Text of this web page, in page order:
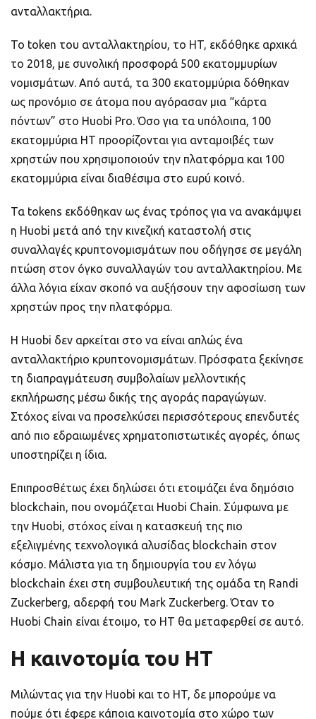
ανταλλακτήρια.
Το token του ανταλλακτηρίου, το HT, εκδόθηκε αρχικά
το 2018, με συνολική προσφορά 500 εκατομμυρίων
νομισμάτων. Από αυτά, τα 300 εκατομμύρια δόθηκαν
ως προνόμιο σε άτομα που αγόρασαν μια “κάρτα
πόντων” στο Huobi Pro. Όσο για τα υπόλοιπα, 100
εκατομμύρια HT προορίζονται για ανταμοιβές των
χρηστών που χρησιμοποιούν την πλατφόρμα και 100
εκατομμύρια είναι διαθέσιμα στο ευρύ κοινό.
Τα tokens εκδόθηκαν ως ένας τρόπος για να ανακάμψει
η Huobi μετά από την κινεζική καταστολή στις
συναλλαγές κρυπτονομισμάτων που οδήγησε σε μεγάλη
πτώση στον όγκο συναλλαγών του ανταλλακτηρίου. Με
άλλα λόγια είχαν σκοπό να αυξήσουν την αφοσίωση των
χρηστών προς την πλατφόρμα.
Η Huobi δεν αρκείται στο να είναι απλώς ένα
ανταλλακτήριο κρυπτονομισμάτων. Πρόσφατα ξεκίνησε
τη διαπραγμάτευση συμβολαίων μελλοντικής
εκπλήρωσης μέσω δικής της αγοράς παραγώγων.
Στόχος είναι να προσελκύσει περισσότερους επενδυτές
από πιο εδραιωμένες χρηματοπιστωτικές αγορές, όπως
υποστηρίζει η ίδια.
Επιπροσθέτως έχει δηλώσει ότι ετοιμάζει ένα δημόσιο
blockchain, που ονομάζεται Huobi Chain. Σύμφωνα με
την Huobi, στόχος είναι η κατασκευή της πιο
εξελιγμένης τεχνολογικά αλυσίδας blockchain στον
κόσμο. Μάλιστα για τη δημιουργία του εν λόγω
blockchain έχει στη συμβουλευτική της ομάδα τη Randi
Zuckerberg, αδερφή του Mark Zuckerberg. Όταν το
Huobi Chain είναι έτοιμο, το HT θα μεταφερθεί σε αυτό.
Η καινοτομία του ΗΤ
Μιλώντας για την Huobi και το HT, δε μπορούμε να
πούμε ότι έφερε κάποια καινοτομία στο χώρο των